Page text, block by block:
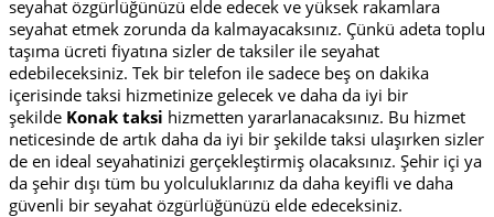
seyahat özgürlüğünüzü elde edecek ve yüksek rakamlara
seyahat etmek zorunda da kalmayacaksınız. Çünkü adeta toplu
taşıma ücreti fiyatına sizler de taksiler ile seyahat
edebileceksiniz. Tek bir telefon ile sadece beş on dakika
içerisinde taksi hizmetinize gelecek ve daha da iyi bir
şekilde Konak taksi hizmetten yararlanacaksınız. Bu hizmet
neticesinde de artık daha da iyi bir şekilde taksi ulaşırken sizler
de en ideal seyahatinizi gerçekleştirmiş olacaksınız. Şehir içi ya
da şehir dışı tüm bu yolculuklarınız da daha keyifli ve daha
güvenli bir seyahat özgürlüğünüzü elde edeceksiniz.